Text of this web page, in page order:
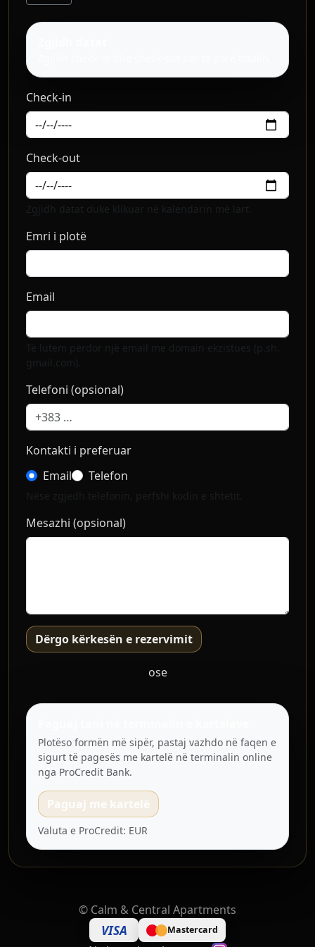
Check-in
Check-out
Zgjidh datat duke klikuar në kalendarin më lart.
Emri i plotë
Email
Të lutem përdor një email me domain ekzistues (p.sh.
gmail.com).
Telefoni (opsional)
Kontakti i preferuar
Email
Telefon
Nëse zgjedh telefonin, përfshi kodin e shtetit.
Mesazhi (opsional)
Dërgo kërkesën e rezervimit
ose
Plotëso formën më sipër, pastaj vazhdo në faqen e
sigurt të pagesës me kartelë në terminalin online
nga ProCredit Bank.
Paguaj me kartelë
Valuta e ProCredit: EUR
© Calm & Central Apartments
VISA Mastercard